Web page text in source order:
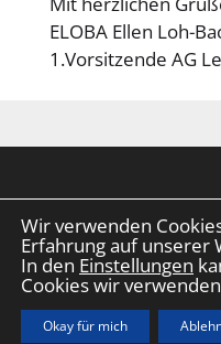
ELOBA Ellen Loh-
1.Vorsitzende AG
2025 © AG
Impressum|
Made
Wir verwenden
Erfahrung auf unserer
In den Einstellungen
Cookies wir
Okay für mich